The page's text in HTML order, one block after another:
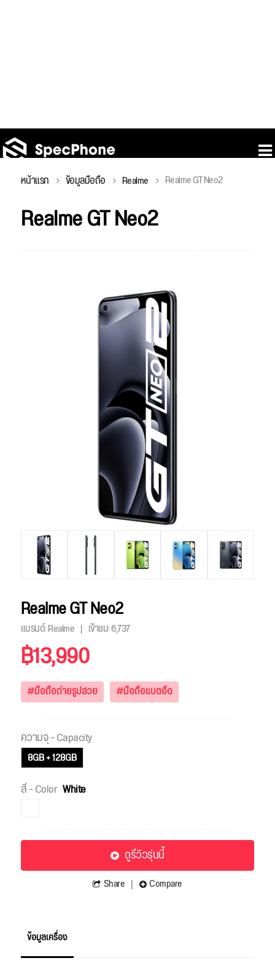
หน้าแรก ข้อมูลมือถือ Realme Realme GT Neo2
Realme GT Neo2
Realme GT Neo2
แบรนด์: Realme เข้าชม:6,737
฿13,990
#มือถือถ่ายรูปสวย #มือถือแบตอึด
ความจุ - Capacity
8GB + 128GB
สี - Color White
ดูรีวิวรุ่นนี้
Share Compare
ข้อมูลเครื่อง